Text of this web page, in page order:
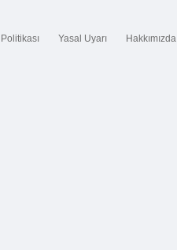
Yasal Uyarı Hakkımızda